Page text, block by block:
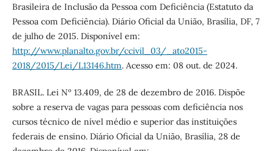
Brasileira de Inclusão da Pessoa com Deficiência (Estatuto da
Pessoa com Deficiência). Diário Oficial da União, Brasília, DF, 7
de julho de 2015. Disponível em:
http://www.planalto.gov.br/ccivil_03/_ato2015-
2018/2015/Lei/L13146.htm. Acesso em: 08 out. de 2024.
BRASIL. Lei Nº 13.409, de 28 de dezembro de 2016. Dispõe
sobre a reserva de vagas para pessoas com deficiência nos
cursos técnico de nível médio e superior das instituições
federais de ensino. Diário Oficial da União, Brasília, 28 de